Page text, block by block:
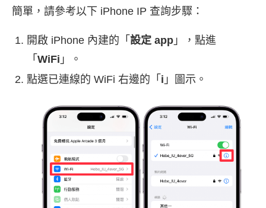
簡單，請參考以下 iPhone IP 查詢步驟：
開啟 iPhone 內建的「 設定 app 」，點進
「 WiFi 」。
點選已連線的 WiFi 右邊的「 i 」圖示。